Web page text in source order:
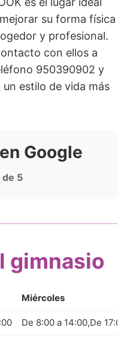
su forma física
y profesional.
con ellos a
950390902 y
estilo de vida más
Google
de 5
gimnasio
Miércoles
De 8:00 a 14:00,De